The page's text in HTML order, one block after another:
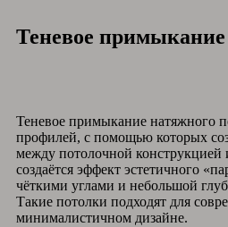
Теневое примыкание
Теневое примыкание натяжного
профилей, с помощью которых
между потолочной конструкцией
создаётся эффект эстетичного
чёткими углами и небольшой
Такие потолки подходят для
минималистичном дизайне.